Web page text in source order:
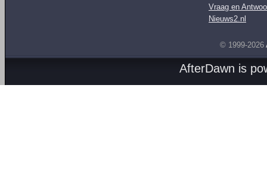
Vraag en
Nieuws2.nl
© 1999-2026
AfterDawn is